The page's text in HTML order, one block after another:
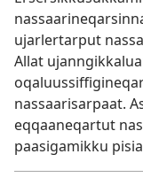
ujarlertarput
Allat
nassaarisarpaat.
eqqaaneqartut
paasigamikku